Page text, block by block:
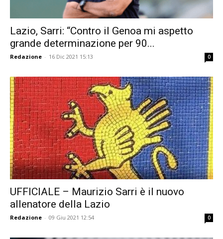
Lazio, Sarri: “Contro il Genoa mi aspetto
grande determinazione per 90...
Redazione - 16 Dic 2021 15:13 0
UFFICIALE – Maurizio Sarri è il nuovo
allenatore della Lazio
Redazione - 09 Giu 2021 12:54 0